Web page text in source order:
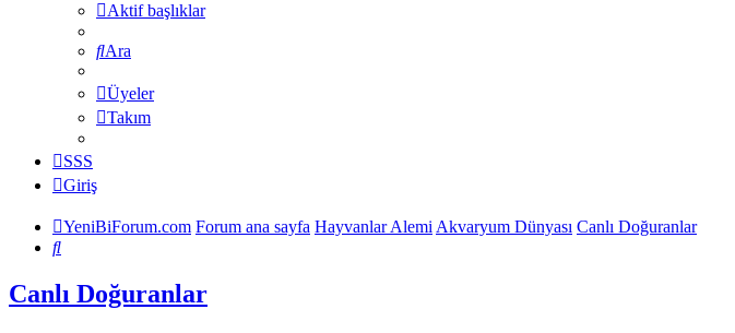
Aktif başlıklar
Ara
Üyeler
Takım
SSS
Giriş
YeniBiForum.com Forum ana sayfa Hayvanlar AlemiAkvaryum Dünyası Canlı Doğuranlar
Ara
Canlı Doğuranlar